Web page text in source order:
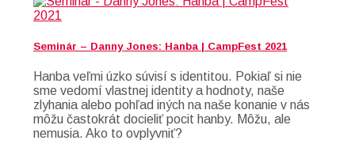
Seminár – Danny Jones: Hanba | CampFest 2021
Hanba veľmi úzko súvisí s identitou. Pokiaľ si nie
sme vedomí vlastnej identity a hodnoty, naše
zlyhania alebo pohľad iných na naše konanie v nás
môžu častokrát docieliť pocit hanby. Môžu, ale
nemusia. Ako to ovplyvniť?